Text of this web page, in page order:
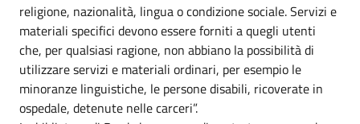
religione, nazionalità, lingua o condizione sociale. Servizi e
materiali specifici devono essere forniti a quegli utenti
che, per qualsiasi ragione, non abbiano la possibilità di
utilizzare servizi e materiali ordinari, per esempio le
minoranze linguistiche, le persone disabili, ricoverate in
ospedale, detenute nelle carceri”.